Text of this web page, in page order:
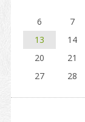
6
7
13
14
20
21
27
28